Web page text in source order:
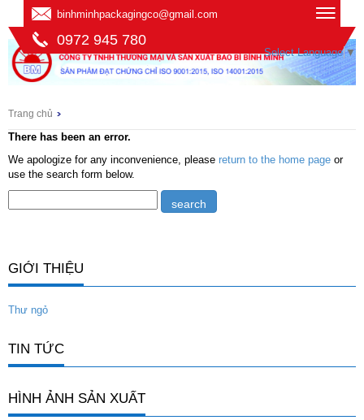
binhminhpackagingco@gmail.com
0972 945 780
Select Language ▼
Trang chủ
There has been an error.
We apologize for any inconvenience, please return to the home page or
use the search form below.
GIỚI THIỆU
Thư ngỏ
TIN TỨC
HÌNH ẢNH SẢN XUẤT